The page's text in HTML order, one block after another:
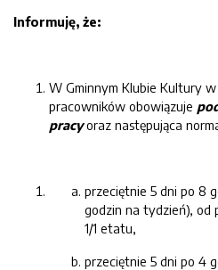
Informuję, że:
W Gminnym Klubie Kultury
pracowników obowiązuje
pracyoraz następująca
przeciętnie 5 dni po 8
godzin na tydzień), od
1/1 etatu,
przeciętnie 5 dni po 4